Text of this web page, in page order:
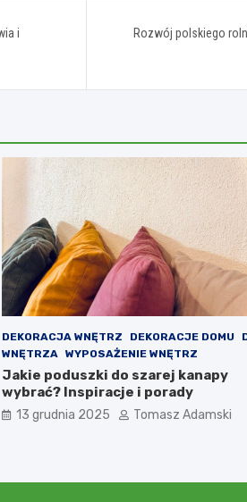
i
Rozwój polskiego
DEKORACJA WNĘTRZ DEKORACJE DOMU
WNĘTRZA
WYPOSAŻENIE WNĘTRZ
Jakie poduszki do szarej kanapy
wybrać? Inspiracje i porady
13 grudnia 2025 Tomasz Adamski